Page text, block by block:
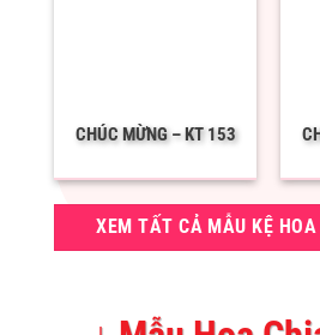
CHÚC MỪNG – KT 153
XEM TẤT CẢ MẪU KỆ